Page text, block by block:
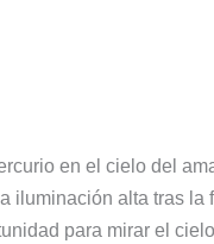
en el cielo del
alta tras
para mirar el